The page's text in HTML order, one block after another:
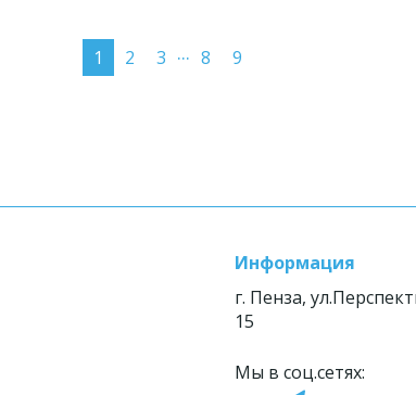
1 2 3 ... 8 9
Информация
г. Пенза,
15
Мы в соц.сетях: